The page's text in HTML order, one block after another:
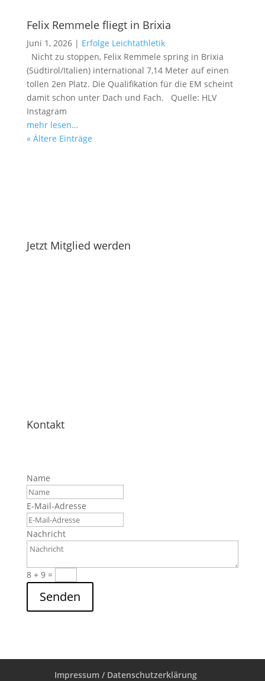
Felix Remmele fliegt in Brixia
Juni 1, 2026| Erfolge Leichtathletik
Nicht zu stoppen, Felix Remmele spring in Brixia
(Südtirol/Italien) international 7,14 Meter auf einen
tollen 2en Platz. Die Qualifikation für die EM scheint
damit schon unter Dach und Fach. Quelle: HLV
Instagram
mehr lesen…
« Ältere Einträge
Jetzt Mitglied werden
Kontakt
Name
E-Mail-Adresse
Nachricht
8 + 9=
Senden
Impressum / Datenschutzerklärung